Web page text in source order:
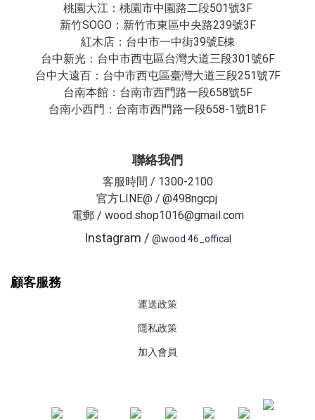
桃園大江：桃園市中園路二段501號3F
新竹SOGO：新竹市東區中央路239號3F
紅木店：台中市一中街39號E棟
台中新光：台中市西屯區台灣大道三段301號6F
台中大遠百：台中市西屯區臺灣大道三段251號7F
台南本館：台南市西門路一段658號5F
台南小西門：台南市西門路一段658-1號B1F
聯絡我們
客服時間 / 1300-2100
官方LINE@ / @498ngcpj
電郵 / wood.shop1016@gmail.com
Instagram / @wood.46_offical
顧客服務
運送政策
隱私政策
加入會員